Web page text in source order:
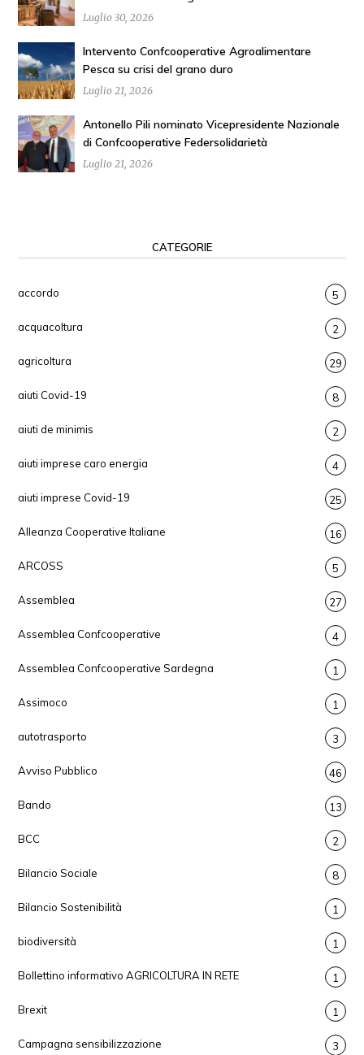
Luglio 30, 2026
Intervento Confcooperative Agroalimentare
Pesca su crisi del grano duro
Luglio 21, 2026
Antonello Pili nominato Vicepresidente Nazionale
di Confcooperative Federsolidarietà
Luglio 21, 2026
CATEGORIE
accordo 5
acquacoltura 2
agricoltura 29
aiuti Covid-19 8
aiuti de minimis 2
aiuti imprese caro energia 4
aiuti imprese Covid-19 25
Alleanza Cooperative Italiane 16
ARCOSS 5
Assemblea 27
Assemblea Confcooperative 4
Assemblea Confcooperative Sardegna 1
Assimoco 1
autotrasporto 3
Avviso Pubblico 46
Bando 13
BCC 2
Bilancio Sociale 8
Bilancio Sostenibilità 1
biodiversità 1
Bollettino informativo AGRICOLTURA IN RETE 1
Brexit 1
Campagna sensibilizzazione 3